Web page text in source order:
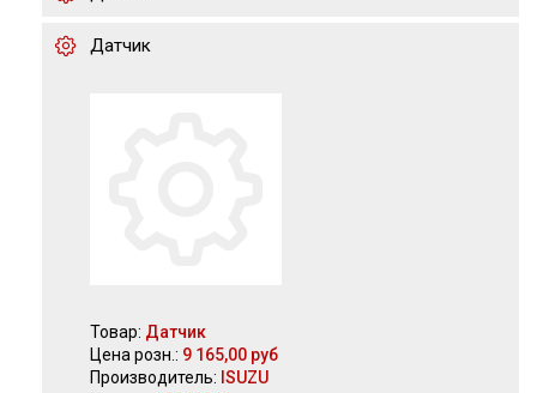
Датчик
Товар: Датчик
Цена розн.: 9 165,00 руб
Производитель: ISUZU